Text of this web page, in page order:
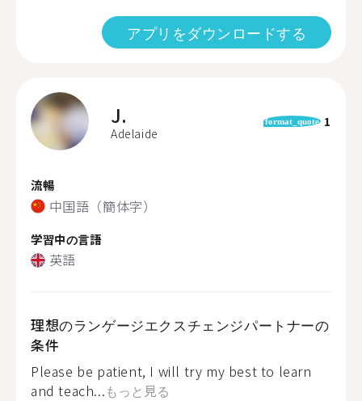
アプリをダウンロードする
J.
Adelaide
format_quote 1
流暢
中国語（簡体字）
学習中の言語
英語
理想のランゲージエクスチェンジパートナーの
条件
Please be patient, I will try my best to learn
and teach...もっと見る